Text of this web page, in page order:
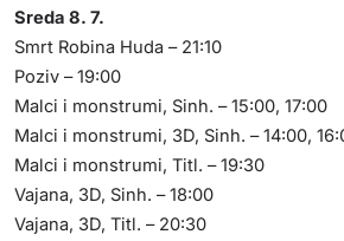
Sreda 8. 7.
Smrt Robina Huda – 21:10
Poziv – 19:00
Malci i monstrumi, Sinh. – 15:00, 17:00
Malci i monstrumi, 3D, Sinh. – 14:00,
Malci i monstrumi, Titl. – 19:30
Vajana, 3D, Sinh. – 18:00
Vajana, 3D, Titl. – 20:30